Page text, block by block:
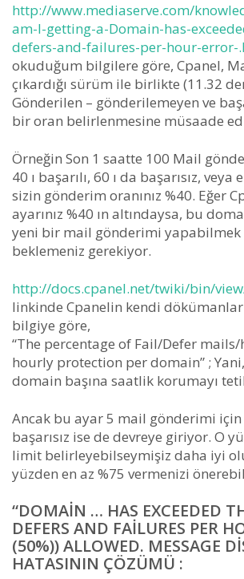
http://www.mediaserve.com/
am-I-getting-a-Domain-has-
defers-and-failures-per-hour-error-
okuduğum bilgilere göre, Cpanel,
çıkardığı sürüm ile birlikte (11.32
Gönderilen – gönderilemeyen ve
bir oran belirlenmesine müsaade
Örneğin Son 1 saatte 100 Mail
40 ı başarılı, 60 ı da başarısız,
sizin gönderim oranınız %40. Eğer
ayarınız %40 ın altındaysa, bu
yeni bir mail gönderimi yapabilmek
beklemeniz gerekiyor.
http://docs.cpanel.net/twiki/bin/
linkinde Cpanelin kendi
bilgiye göre,
“The percentage of Fail/Defer
hourly protection per domain” ;
domain başına saatlik korumayı
Ancak bu ayar 5 mail gönderimi için
başarısız ise de devreye giriyor. O
limit belirleyebilseymişiz daha iyi
yüzden en az %75 vermenizi
“DOMAIN … HAS EXCEEDED
DEFERS AND FAILURES PER
(50%)) ALLOWED. MESSAGE
HATASININ ÇÖZÜMÜ :